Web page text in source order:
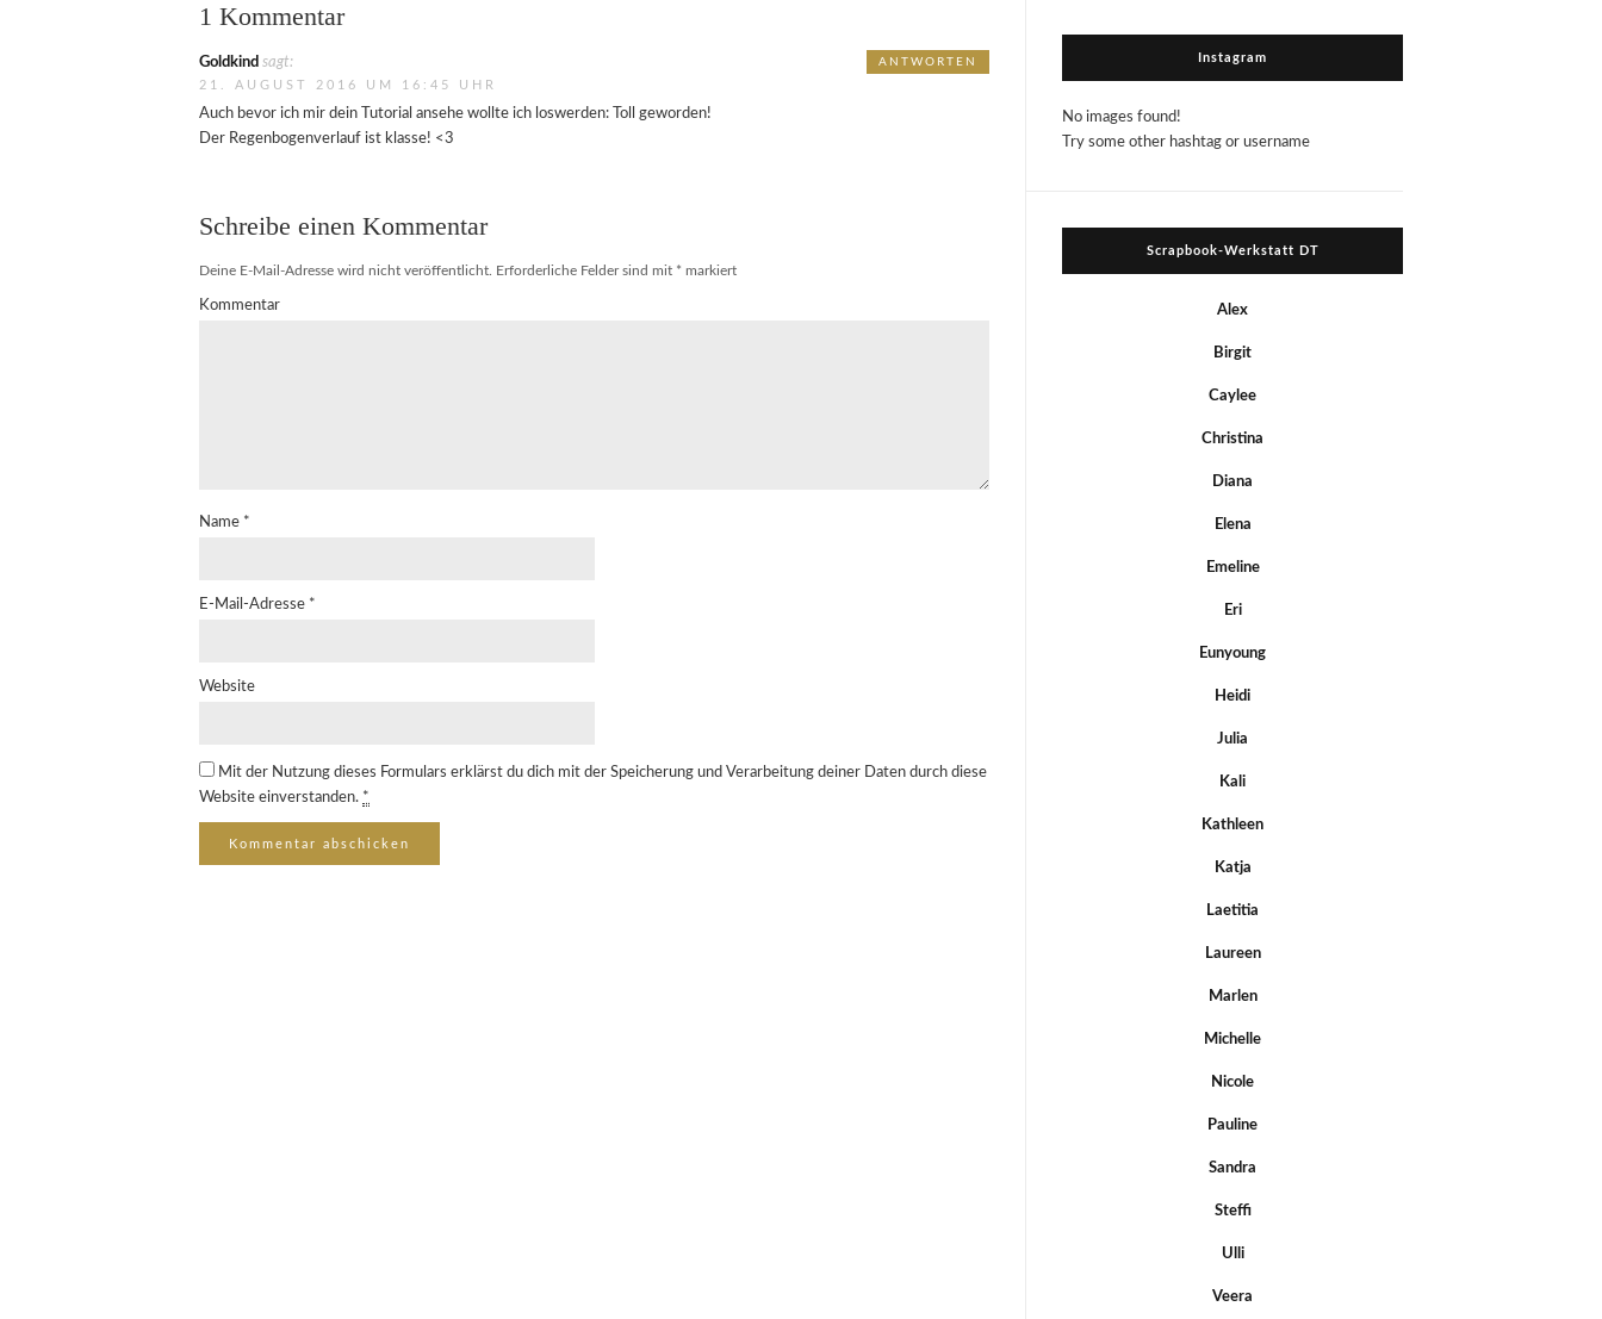
1 Kommentar
Goldkind sagt:
21. AUGUST 2016 UM 16:45 UHR
Auch bevor ich mir dein Tutorial ansehe wollte ich loswerden: Toll geworden!
Der Regenbogenverlauf ist klasse! <3
ANTWORTEN
Schreibe einen Kommentar
Deine E-Mail-Adresse wird nicht veröffentlicht. Erforderliche Felder sind mit * markiert
Kommentar
Name *
E-Mail-Adresse *
Website
Mit der Nutzung dieses Formulars erklärst du dich mit der Speicherung und Verarbeitung deiner Daten durch diese
Website einverstanden. *
Instagram
No images found!
Try some other hashtag or username
Scrapbook-Werkstatt DT
Alex
Birgit
Caylee
Christina
Diana
Elena
Emeline
Eri
Eunyoung
Heidi
Julia
Kali
Kathleen
Katja
Laetitia
Laureen
Marlen
Michelle
Nicole
Pauline
Sandra
Steffi
Ulli
Veera